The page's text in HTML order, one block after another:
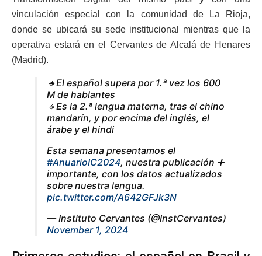
vinculación especial con la comunidad de La Rioja,
donde se ubicará su sede institucional mientras que la
operativa estará en el Cervantes de Alcalá de Henares
(Madrid).
🔸El español supera por 1.ª vez los 600
M de hablantes
🔸Es la 2.ª lengua materna, tras el chino
mandarín, y por encima del inglés, el
árabe y el hindi
Esta semana presentamos el
#AnuarioIC2024, nuestra publicación ➕
importante, con los datos actualizados
sobre nuestra lengua.
pic.twitter.com/A642GFJk3N
— Instituto Cervantes (@InstCervantes)
November 1, 2024